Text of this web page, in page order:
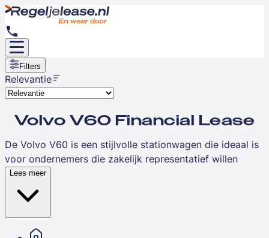
Filters
Relevantie
Volvo V60 Financial Lease
De Volvo V60 is een stijlvolle stationwagen die ideaal is
voor ondernemers die zakelijk representatief willen
rijden zonder in te leveren op laadruimte. Deze premium
estate combineert het Scandinavische design van Volvo
met praktische ruimte voor materialen, samples of
uitrusting. De V60 positioneert zich als uitstekende
keuze voor consultants, accountants, makelaars en
Lees meer